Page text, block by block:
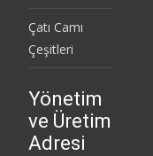
Çatı Camı
Çeşitleri
Yönetim
ve Üretim
Adresi